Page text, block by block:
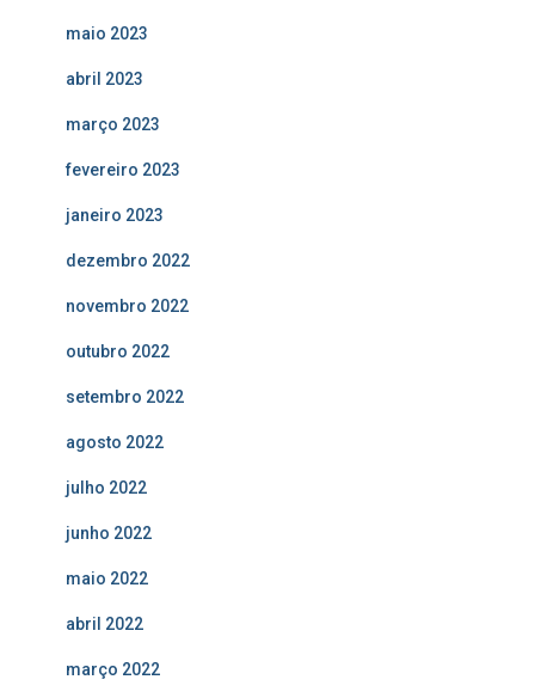
maio 2023
abril 2023
março 2023
fevereiro 2023
janeiro 2023
dezembro 2022
novembro 2022
outubro 2022
setembro 2022
agosto 2022
julho 2022
junho 2022
maio 2022
abril 2022
março 2022